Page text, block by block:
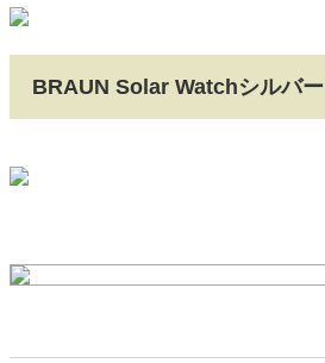
BRAUN Solar Watchシルバー